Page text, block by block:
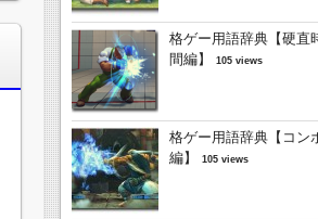
格ゲー用語辞典【硬直
間編】
105 views
格ゲー用語辞典【コン
編】
105 views